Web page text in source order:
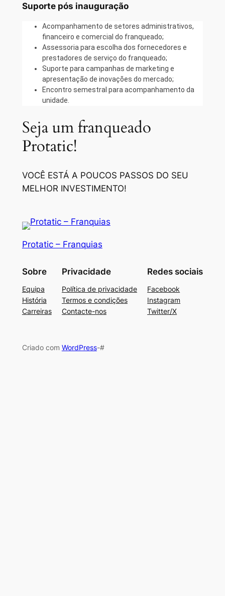
Suporte pós inauguração
Acompanhamento de setores administrativos,
financeiro e comercial do franqueado;
Assessoria para escolha dos fornecedores e
prestadores de serviço do franqueado;
Suporte para campanhas de marketing e
apresentação de inovações do mercado;
Encontro semestral para acompanhamento da
unidade.
Seja um franqueado
Protatic!
VOCÊ ESTÁ A POUCOS PASSOS DO SEU
MELHOR INVESTIMENTO!
Protatic – Franquias
Sobre
Equipa
História
Carreiras
Privacidade
Política de privacidade
Termos e condições
Contacte-nos
Redes sociais
Facebook
Instagram
Twitter/X
Criado com WordPress-#